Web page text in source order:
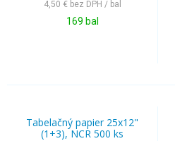
4,50 € bez DPH / bal
169 bal
Tabelačný papier 25x12"
(1+3), NCR 500 ks